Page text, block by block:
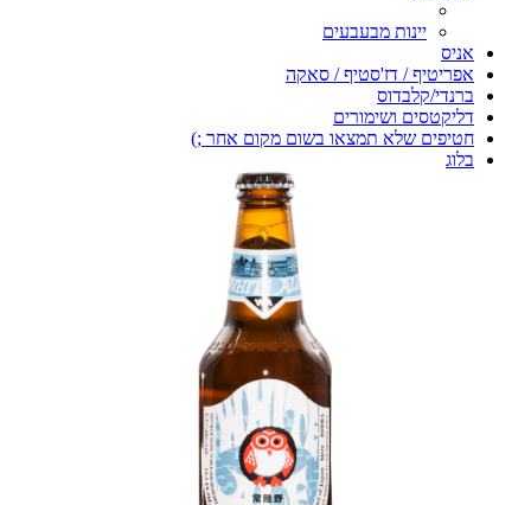
יינות מבעבעים
אניס
אפריטיף / דז'סטיף / סאקה
ברנדי/קלבדוס
דליקטסים ושימורים
חטיפים שלא תמצאו בשום מקום אחר ;)
בלוג